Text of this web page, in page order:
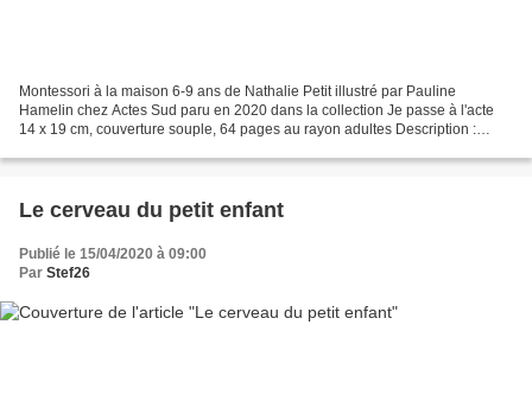
Montessori à la maison 6-9 ans de Nathalie Petit illustré par Pauline
Hamelin chez Actes Sud paru en 2020 dans la collection Je passe à l'acte
14 x 19 cm, couverture souple, 64 pages au rayon adultes Description :
Le cerveau du petit enfant
Publié le 15/04/2020 à 09:00
Par Stef26